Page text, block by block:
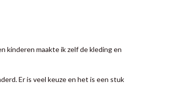
kinderen maakte ik zelf de kleding en
Er is veel keuze en het is een stuk